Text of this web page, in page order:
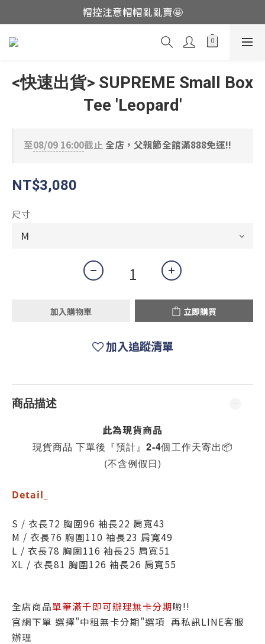
這裡現貨不用等👟
帽控注意帽帽亂亂賣🤩
這裡現貨不用等👟
<快速出貨> SUPREME Small Box
Tee 'Leopard'
至08/09 16:00截止 全店，父親節全館滿888免運!!
NT$3,080
尺寸
加入購物車 立即購買
加入追蹤清單
商品描述
此為現貨商品
現貨商品 下單後『預計』2-4個工作天寄出📦
(不含例假日)
Detail_
S / 衣長72 胸圍96 袖長22 肩寬43
M / 衣長76 胸圍110 袖長23 肩寬49
L / 衣長78 胸圍116 袖長25 肩寬51
XL / 衣長81 胸圍126 袖長26 肩寬55
全店商品單筆滿千即可辦理無卡分期喲!!
官網下單 選擇"中租無卡分期"選項 再私訊LINE客服
辦理